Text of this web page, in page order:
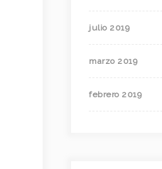
julio 2019
marzo 2019
febrero 2019